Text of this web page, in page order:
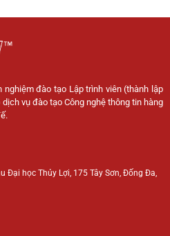
nghiệm đào tạo Lập trình viên (thành lập
vụ đào tạo Công nghệ thông tin hàng
Đại học Thủy Lợi, 175 Tây Sơn, Đống Đa,